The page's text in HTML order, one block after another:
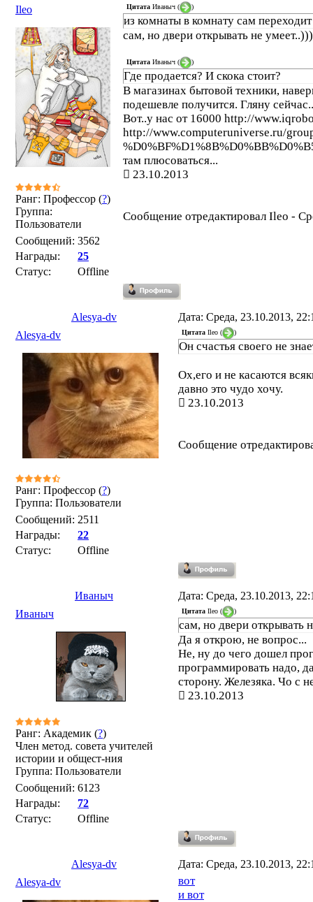
Ileo
Ранг: Профессор (?)
Группа:
Пользователи
Сообщений: 3562
Награды:
25
Статус:
Offline
Цитата Иваныч ( )
из комнаты в комнату сам переходит
сам, но двери открывать не
Цитата Иваныч ( )
Где продается? И скока стоит?
В магазинах бытовой техники,
подешевле получится. Гляну
Вот..у нас от 16000 http://
http://www.computeruniverse.ru/
там плюсоваться...
23.10.2013
Сообщение отредактировал Ileo -
Alesya-dv
Дата: Среда, 23.10.2013,
Alesya-dv
Ранг: Профессор (?)
Группа: Пользователи
Сообщений: 2511
Награды:
22
Статус:
Offline
Цитата Ileo ( )
Он счастья своего не
Ох,его и не касаются
давно это чудо хочу.
23.10.2013
Сообщение
Иваныч
Дата: Среда, 23.10.2013,
Иваныч
Ранг: Академик (?)
Член метод. совета учителей
истории и общест-ния
Группа: Пользователи
Сообщений: 6123
Награды:
72
Статус:
Offline
Цитата Ileo ( )
сам, но двери открывать
Да я открою, не вопрос...
Не, ну до чего дошел
программировать надо,
сторону. Железяка. Чо с
23.10.2013
Alesya-dv
Дата: Среда, 23.10.2013,
Alesya-dv
вот
и вот